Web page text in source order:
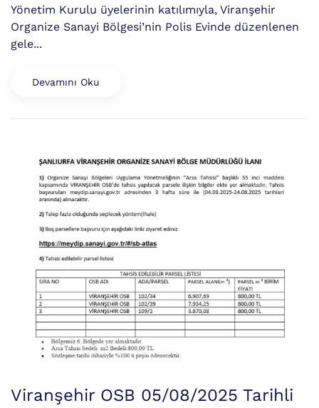
Yönetim Kurulu üyelerinin katılımıyla, Viranşehir
Organize Sanayi Bölgesi’nin Polis Evinde düzenlenen
gele...
Devamını Oku
Viranşehir OSB 05/08/2025 Tarihli